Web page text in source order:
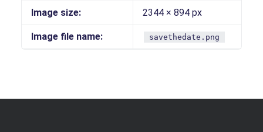
Image size: 2344 × 894 px
Image file name: savethedate.png